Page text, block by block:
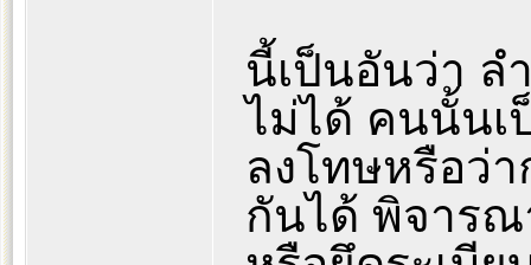
นี้เป็นอันว่า ล
ไม่ได้ คนนั้นเ
ลงโทษหรือว่
กันได้ พิจาร